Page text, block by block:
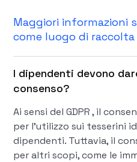
Maggiori informazioni
come luogo di
I dipendenti devono
consenso?
Ai sensi del GDPR , il
per l'utilizzo sui tesserini
dipendenti. Tuttavia, il
per altri scopi, come le